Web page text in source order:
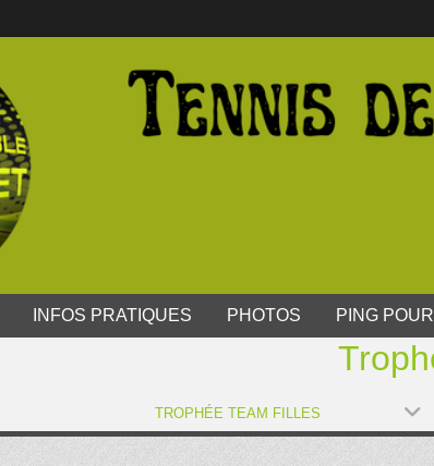
INFOS PRATIQUES PHOTOS PING
TROPHÉE TEAM FILLES